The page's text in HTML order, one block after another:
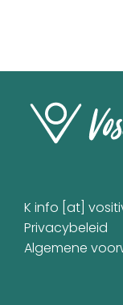
K info [at]
Privacybeleid
Algemene